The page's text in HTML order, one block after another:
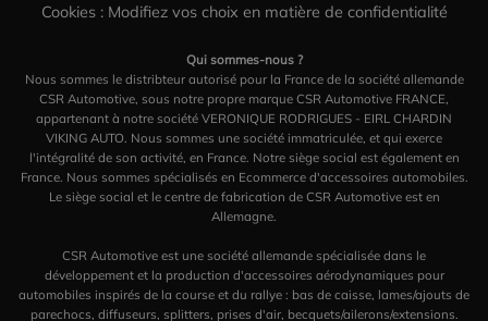
Cookies : Modifiez vos choix en matière de confidentialité
Qui sommes-nous ?
Nous sommes le distribteur autorisé pour la France de la société allemande
CSR Automotive, sous notre propre marque CSR Automotive FRANCE,
appartenant à notre société VERONIQUE RODRIGUES - EIRL CHARDIN
VIKING AUTO. Nous sommes une société immatriculée, et qui exerce
l'intégralité de son activité, en France. Notre siège social est également en
France. Nous sommes spécialisés en Ecommerce d'accessoires automobiles.
Le siège social et le centre de fabrication de CSR Automotive est en
Allemagne.
CSR Automotive est une société allemande spécialisée dans le
développement et la production d'accessoires aérodynamiques pour
automobiles inspirés de la course et du rallye : bas de caisse, lames/ajouts de
parechocs, diffuseurs, splitters, prises d'air, becquets/ailerons/extensions.